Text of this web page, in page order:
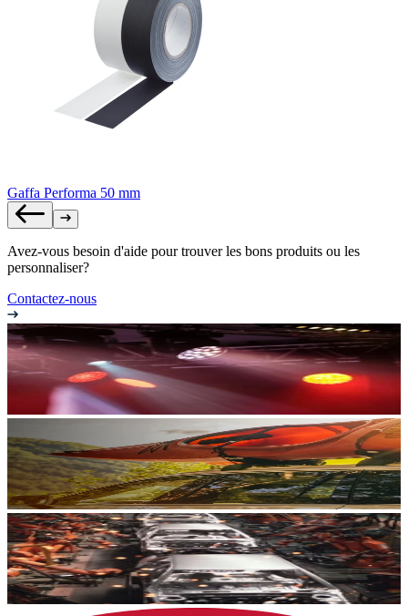
Gaffa Performa 50 mm
Avez-vous besoin d'aide pour trouver les bons produits ou les
personnaliser?
Contactez-nous